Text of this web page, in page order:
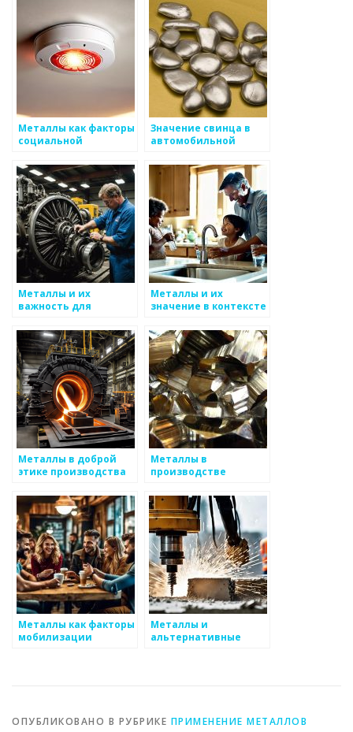
Металлы как факторы
социальной
Значение свинца в
автомобильной
энергетике
Металлы и их
важность для
компании
Металлы и их
значение в контексте
Металлы в доброй
этике производства
Металлы в
производстве
источников энергии
Металлы как факторы
мобилизации
Металлы и
альтернативные
ОПУБЛИКОВАНО В РУБРИКЕ ПРИМЕНЕНИЕ МЕТАЛЛОВ